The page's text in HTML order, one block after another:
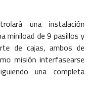
una instalación
miniload de 9 pasillos y
de cajas, ambos de
misión interfasearse
una completa